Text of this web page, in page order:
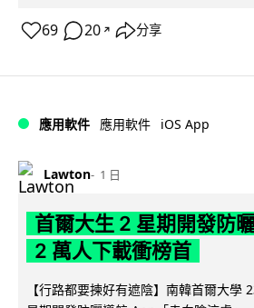
69 20 ↗ 分享
應用軟件 應用軟件 iOS App
Lawton 1 日
首爾大生 2 星期開發防
2 萬人下載衝榜首
【行路都要揀好有遮陰】南韓首爾大學